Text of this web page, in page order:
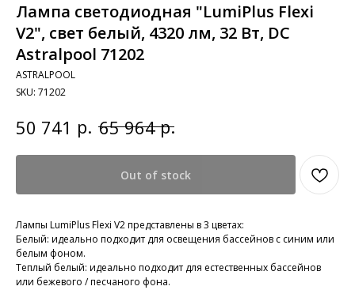
Лампа светодиодная "LumiPlus Flexi
V2", свет белый, 4320 лм, 32 Вт, DC
Astralpool 71202
ASTRALPOOL
SKU: 71202
50 741 р. 65 964 р.
Out of stock
Лампы LumiPlus Flexi V2 представлены в 3 цветах:
Белый: идеально подходит для освещения бассейнов с синим или
белым фоном.
Теплый белый: идеально подходит для естественных бассейнов
или бежевого / песчаного фона.